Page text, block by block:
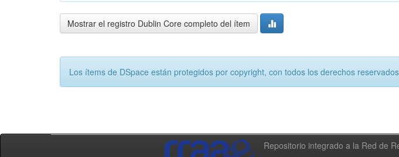
Mostrar el registro Dublin Core completo del ítem
Los ítems de DSpace están protegidos por copyright, con todos los derechos
Repositorio integrado a la Red de